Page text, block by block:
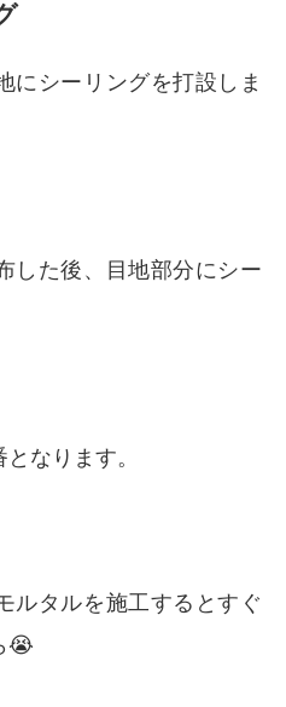
にシーリングを打設しま
した後、目地部分にシー
なります。
ルタルを施工するとすぐ
😭